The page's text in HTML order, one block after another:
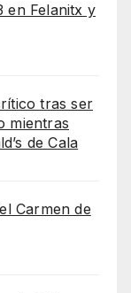
en Felanitx y
tras ser
mientras
de Cala
Carmen de